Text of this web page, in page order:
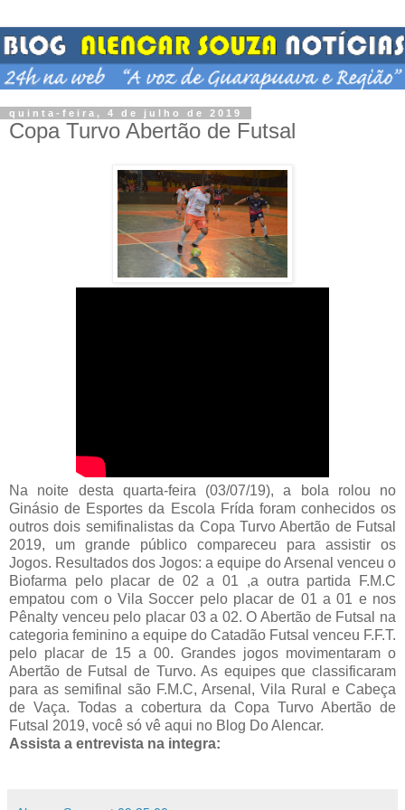
quinta-feira, 4 de julho de 2019
Copa Turvo Abertão de Futsal
Na noite desta quarta-feira (03/07/19), a bola rolou no
Ginásio de Esportes da Escola Frída foram conhecidos os
outros dois semifinalistas da Copa Turvo Abertão de Futsal
2019, um grande público compareceu para assistir os
Jogos. Resultados dos Jogos: a equipe do Arsenal venceu o
Biofarma pelo placar de 02 a 01 ,a outra partida F.M.C
empatou com o Vila Soccer pelo placar de 01 a 01 e nos
Pênalty venceu pelo placar 03 a 02. O Abertão de Futsal na
categoria feminino a equipe do Catadão Futsal venceu F.F.T.
pelo placar de 15 a 00. Grandes jogos movimentaram o
Abertão de Futsal de Turvo. As equipes que classificaram
para as semifinal são F.M.C, Arsenal, Vila Rural e Cabeça
de Vaça. Todas a cobertura da Copa Turvo Abertão de
Futsal 2019, você só vê aqui no Blog Do Alencar.
Assista a entrevista na integra: